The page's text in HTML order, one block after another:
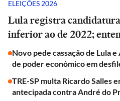
ELEIÇÕES 2026
Lula registra
inferior ao de 2022;
Novo pede cassação de Lula
de poder econômico em
TRE-SP multa Ricardo Salles
antecipada contra André do